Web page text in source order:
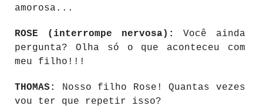
amorosa...
ROSE (interrompe nervosa):
Você ainda
pergunta? Olha só o que aconteceu com
meu filho!!!
THOMAS:
Nosso filho Rose! Quantas vezes
vou ter que repetir isso?